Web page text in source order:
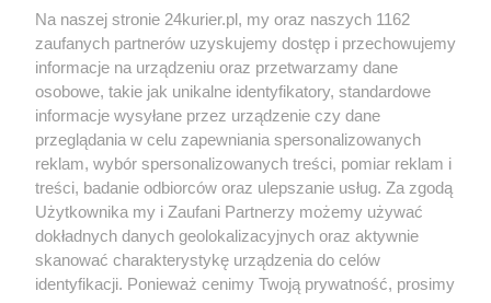
Obchody Światowego Dnia Hydrografii.
Zwiedzanie jednostek jeszcze w sobotę [FILM]
POGODA
14℃
Zobacz prognozę na 3 dni
Na naszej stronie 24kurier.pl, my oraz naszych 1162
zaufanych partnerów uzyskujemy dostęp i przechowujemy
informacje na urządzeniu oraz przetwarzamy dane
osobowe, takie jak unikalne identyfikatory, standardowe
informacje wysyłane przez urządzenie czy dane
przeglądania w celu zapewniania spersonalizowanych
reklam, wybór spersonalizowanych treści, pomiar reklam i
treści, badanie odbiorców oraz ulepszanie usług. Za zgodą
Użytkownika my i Zaufani Partnerzy możemy używać
dokładnych danych geolokalizacyjnych oraz aktywnie
skanować charakterystykę urządzenia do celów
identyfikacji. Ponieważ cenimy Twoją prywatność, prosimy